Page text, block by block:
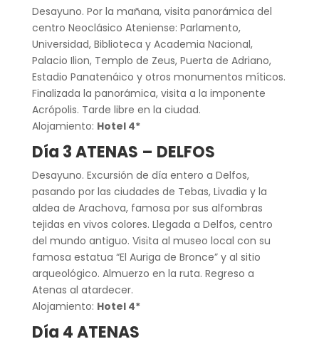
Desayuno. Por la mañana, visita panorámica del
centro Neoclásico Ateniense: Parlamento,
Universidad, Biblioteca y Academia Nacional,
Palacio Ilion, Templo de Zeus, Puerta de Adriano,
Estadio Panatenáico y otros monumentos míticos.
Finalizada la panorámica, visita a la imponente
Acrópolis. Tarde libre en la ciudad.
Alojamiento: Hotel 4*
Día 3 ATENAS – DELFOS
Desayuno. Excursión de día entero a Delfos,
pasando por las ciudades de Tebas, Livadia y la
aldea de Arachova, famosa por sus alfombras
tejidas en vivos colores. Llegada a Delfos, centro
del mundo antiguo. Visita al museo local con su
famosa estatua “El Auriga de Bronce” y al sitio
arqueológico. Almuerzo en la ruta. Regreso a
Atenas al atardecer.
Alojamiento: Hotel 4*
Día 4 ATENAS